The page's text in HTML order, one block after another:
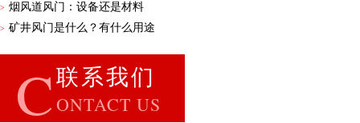
> 烟风道风门：设备还是材料
> 矿井风门是什么？有什么用途
C联系我们
ONTACT US